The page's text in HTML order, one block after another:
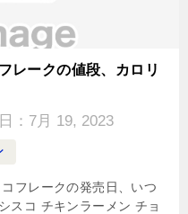
レークの値段、カロリ
： 7月 19, 2023
フレークの発売日、いつ
スコ チキンラーメン チョ